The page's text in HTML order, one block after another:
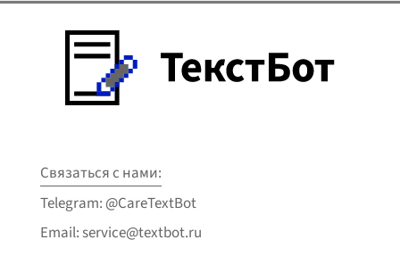
Связаться с нами:
Telegram: @CareTextBot
Email: service@textbot.ru